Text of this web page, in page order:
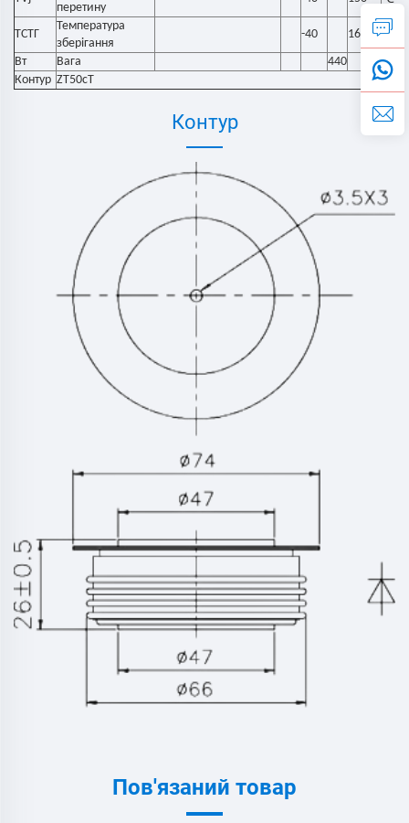
перетину
ТСТГ
Температура
зберігання
-40 160
℃
Вт
Вага 440
г
Контур ZT50cT
Контур
Пов'язаний товар